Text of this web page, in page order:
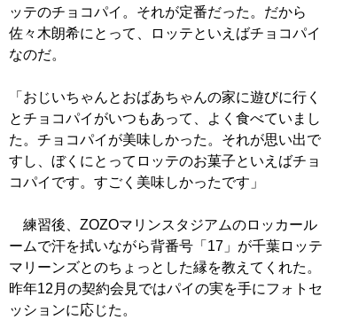
ッテのチョコパイ。それが定番だった。だから
佐々木朗希にとって、ロッテといえばチョコパイ
なのだ。
「おじいちゃんとおばあちゃんの家に遊びに行く
とチョコパイがいつもあって、よく食べていまし
た。チョコパイが美味しかった。それが思い出で
すし、ぼくにとってロッテのお菓子といえばチョ
コパイです。すごく美味しかったです」
練習後、ZOZOマリンスタジアムのロッカール
ームで汗を拭いながら背番号「17」が千葉ロッテ
マリーンズとのちょっとした縁を教えてくれた。
昨年12月の契約会見ではパイの実を手にフォトセ
ッションに応じた。